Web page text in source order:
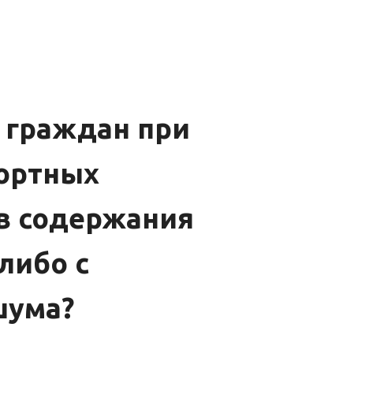
при
содержания
с